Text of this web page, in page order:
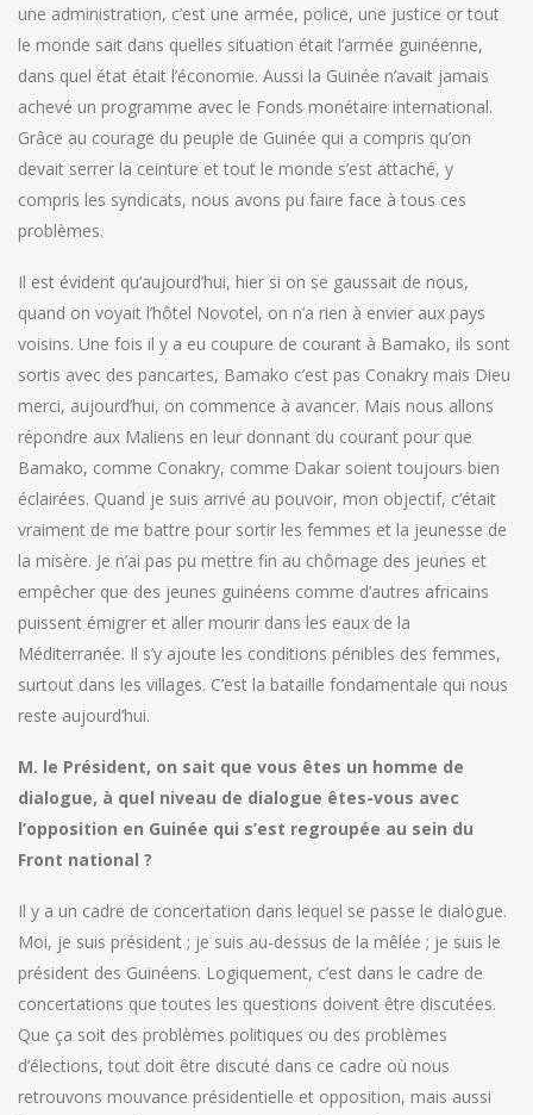
une administration, c’est une armée, police, une justice or tout
le monde sait dans quelles situation était l’armée guinéenne,
dans quel état était l’économie. Aussi la Guinée n’avait jamais
achevé un programme avec le Fonds monétaire international.
Grâce au courage du peuple de Guinée qui a compris qu’on
devait serrer la ceinture et tout le monde s’est attaché, y
compris les syndicats, nous avons pu faire face à tous ces
problèmes.
Il est évident qu’aujourd’hui, hier si on se gaussait de nous,
quand on voyait l’hôtel Novotel, on n’a rien à envier aux pays
voisins. Une fois il y a eu coupure de courant à Bamako, ils sont
sortis avec des pancartes, Bamako c’est pas Conakry mais Dieu
merci, aujourd’hui, on commence à avancer. Mais nous allons
répondre aux Maliens en leur donnant du courant pour que
Bamako, comme Conakry, comme Dakar soient toujours bien
éclairées. Quand je suis arrivé au pouvoir, mon objectif, c’était
vraiment de me battre pour sortir les femmes et la jeunesse de
la misère. Je n’ai pas pu mettre fin au chômage des jeunes et
empêcher que des jeunes guinéens comme d’autres africains
puissent émigrer et aller mourir dans les eaux de la
Méditerranée. Il s’y ajoute les conditions pénibles des femmes,
surtout dans les villages. C’est la bataille fondamentale qui nous
reste aujourd’hui.
M. le Président, on sait que vous êtes un homme de
dialogue, à quel niveau de dialogue êtes-vous avec
l’opposition en Guinée qui s’est regroupée au sein du
Front national ?
Il y a un cadre de concertation dans lequel se passe le dialogue.
Moi, je suis président ; je suis au-dessus de la mêlée ; je suis le
président des Guinéens. Logiquement, c’est dans le cadre de
concertations que toutes les questions doivent être discutées.
Que ça soit des problèmes politiques ou des problèmes
d’élections, tout doit être discuté dans ce cadre où nous
retrouvons mouvance présidentielle et opposition, mais aussi